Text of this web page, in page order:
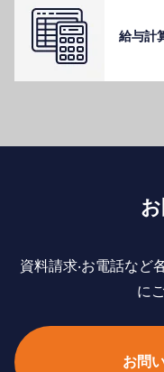
給与計
資料請求‧お電話など
に
お問